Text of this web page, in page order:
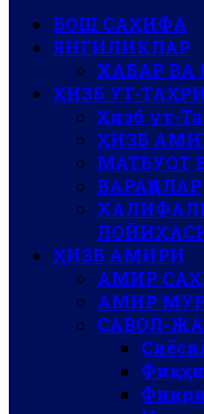
БОШ САҲИФА
ЯНГИЛИКЛАР
ХАБАР ВА
ҲИЗБ УТ-
Ҳизб ут-
ҲИЗБ
МАТБУОТ
ВАРАҚАЛАР
ҲИЗБ АМИРИ
АМИР
АМИР
САВОЛ-